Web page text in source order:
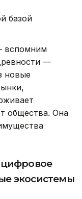
базой
вспомним
—
новые
общества. Она
цифровое
экосистемы